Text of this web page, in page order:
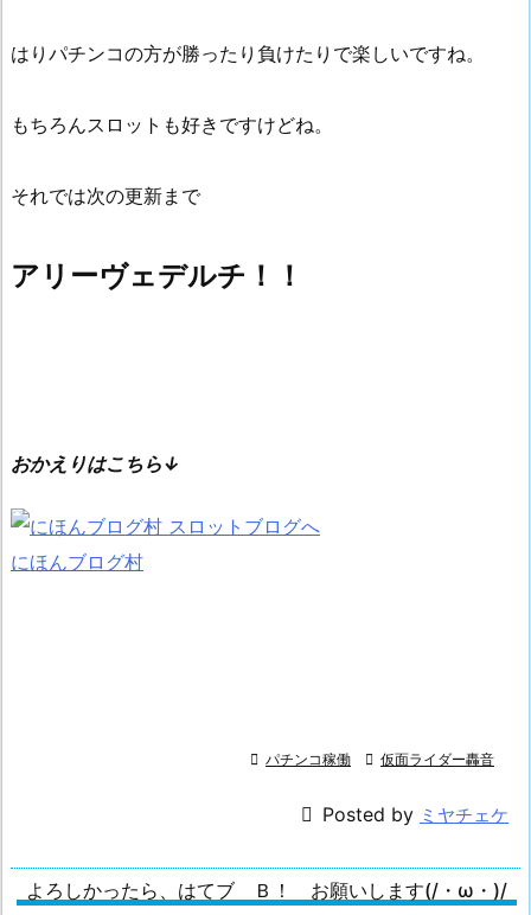
はりパチンコの方が勝ったり負けたりで楽しいですね。
もちろんスロットも好きですけどね。
それでは次の更新まで
アリーヴェデルチ！！
おかえりはこちら↓
にほんブログ村
 パチンコ稼働  仮面ライダー轟音
 Posted by ミヤチェケ
よろしかったら、はてブ Ｂ！ お願いします(/・ω・)/